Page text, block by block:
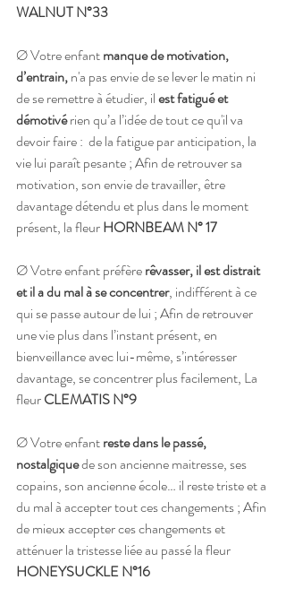
WALNUT N°33
Ø Votre enfant manque de motivation,
d’entrain, n'a pas envie de se lever le matin ni
de se remettre à étudier, il est fatigué et
démotivé rien qu’a l’idée de tout ce qu'il va
devoir faire :  de la fatigue par anticipation, la
vie lui paraît pesante ; Afin de retrouver sa
motivation, son envie de travailler, être
davantage détendu et plus dans le moment
présent, la fleur HORNBEAM N° 17
Ø Votre enfant préfère rêvasser, il est distrait
et il a du mal à se concentrer, indifférent à ce
qui se passe autour de lui ; Afin de retrouver
une vie plus dans l’instant présent, en
bienveillance avec lui-même, s’intéresser
davantage, se concentrer plus facilement, La
fleur CLEMATIS N°9
Ø Votre enfant reste dans le passé,
nostalgique de son ancienne maitresse, ses
copains, son ancienne école… il reste triste et a
du mal à accepter tout ces changements ; Afin
de mieux accepter ces changements et
atténuer la tristesse liée au passé la fleur
HONEYSUCKLE N°16